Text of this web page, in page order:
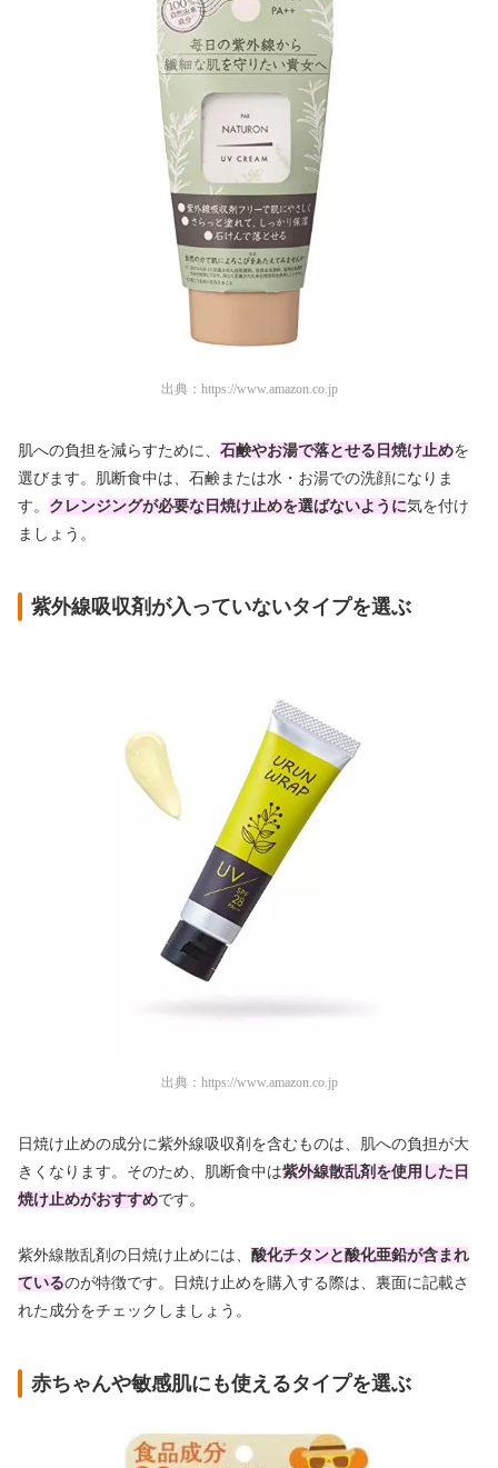
出典： https://www.amazon.co.jp
肌への負担を減らすために、 石鹸やお湯で落とせる日焼け止めを
選びます。肌断食中は、石鹸または水・お湯での洗顔になりま
す。 クレンジングが必要な日焼け止めを選ばないように気を付け
ましょう。
紫外線吸収剤が入っていないタイプを選ぶ
出典： https://www.amazon.co.jp
日焼け止めの成分に紫外線吸収剤を含むものは、肌への負担が大
きくなります。そのため、肌断食中は紫外線散乱剤を使用した日
焼け止めがおすすめです。
紫外線散乱剤の日焼け止めには、 酸化チタンと酸化亜鉛が含まれ
ているのが特徴です。日焼け止めを購入する際は、裏面に記載さ
れた成分をチェックしましょう。
赤ちゃんや敏感肌にも使えるタイプを選ぶ